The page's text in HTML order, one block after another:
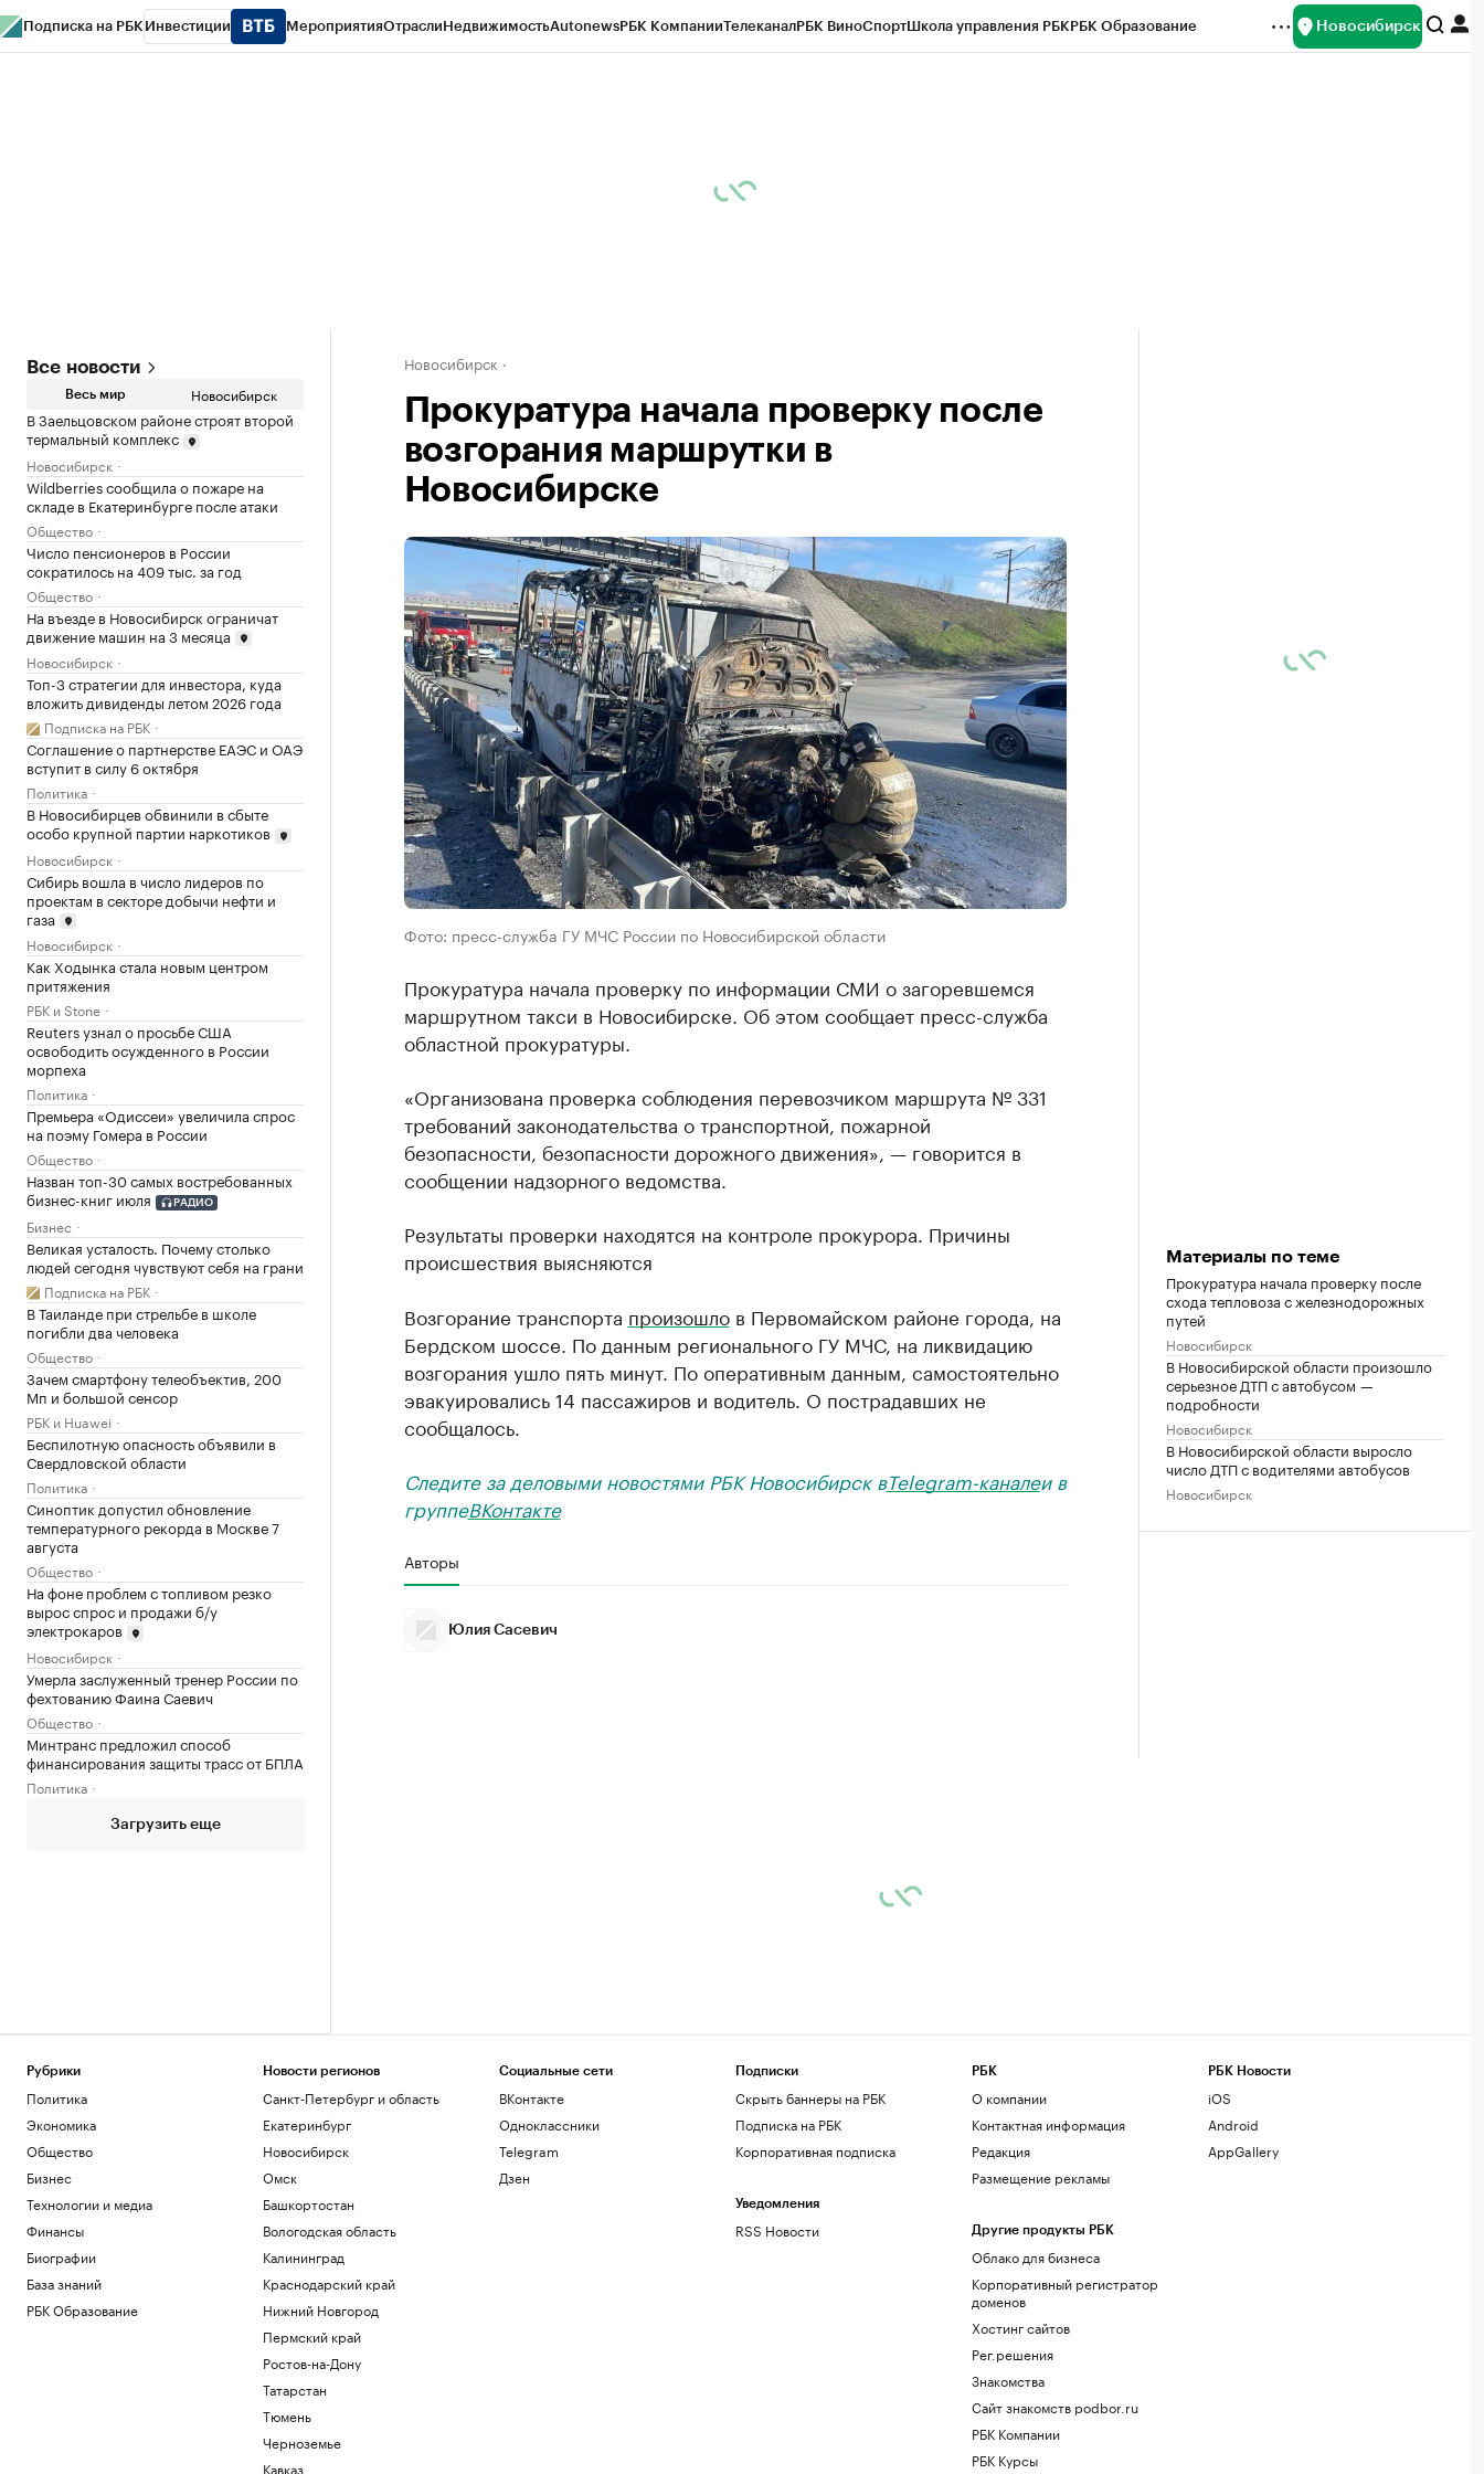
Подписка на РБК Инвестиции МероприятияОтраслиНедвижимостьAutonewsРБК КомпанииТелеканалРБК ВиноСпортШкола управления РБКРБК Образование Новосибирск
Все новости
Весь мир Новосибирск
В Заельцовском районе строят второй
термальный комплекс
Новосибирск
Wildberries сообщила о пожаре на
складе в Екатеринбурге после атаки
Общество
Число пенсионеров в России
сократилось на 409 тыс. за год
Общество
На въезде в Новосибирск ограничат
движение машин на 3 месяца
Новосибирск
Топ-3 стратегии для инвестора, куда
вложить дивиденды летом 2026 года
Подписка на РБК
Соглашение о партнерстве ЕАЭС и ОАЭ
вступит в силу 6 октября
Политика
В Новосибирцев обвинили в сбыте
особо крупной партии наркотиков
Новосибирск
Сибирь вошла в число лидеров по
проектам в секторе добычи нефти и
газа
Новосибирск
Как Ходынка стала новым центром
притяжения
РБК и Stone
Reuters узнал о просьбе США
освободить осужденного в России
морпеха
Политика
Премьера «Одиссеи» увеличила спрос
на поэму Гомера в России
Общество
Назван топ-30 самых востребованных
бизнес-книг июля
РАДИО
Бизнес
Великая усталость. Почему столько
людей сегодня чувствуют себя на грани
Подписка на РБК
В Таиланде при стрельбе в школе
погибли два человека
Общество
Зачем смартфону телеобъектив, 200
Мп и большой сенсор
РБК и Huawei
Беспилотную опасность объявили в
Свердловской области
Политика
Синоптик допустил обновление
температурного рекорда в Москве 7
августа
Общество
На фоне проблем с топливом резко
вырос спрос и продажи б/у
электрокаров
Новосибирск
Умерла заслуженный тренер России по
фехтованию Фаина Саевич
Общество
Минтранс предложил способ
финансирования защиты трасс от БПЛА
Политика
Загрузить еще
Новосибирск
Прокуратура начала проверку после
возгорания маршрутки в
Новосибирске
Фото: пресс-служба ГУ МЧС России по Новосибирской области
Прокуратура начала проверку по информации СМИ о загоревшемся
маршрутном такси в Новосибирске. Об этом сообщает пресс-служба
областной прокуратуры.
«Организована проверка соблюдения перевозчиком маршрута № 331
требований законодательства о транспортной, пожарной
безопасности, безопасности дорожного движения», — говорится в
сообщении надзорного ведомства.
Результаты проверки находятся на контроле прокурора. Причины
происшествия выясняются
Возгорание транспорта произошлов Первомайском районе города, на
Бердском шоссе. По данным регионального ГУ МЧС, на ликвидацию
возгорания ушло пять минут. По оперативным данным, самостоятельно
эвакуировались 14 пассажиров и водитель. О пострадавших не
сообщалось.
Следите за деловыми новостями РБК Новосибирск вTelegram-каналеи в
группеВКонтакте
Авторы
Юлия Сасевич
Материалы по теме
Прокуратура начала проверку после
схода тепловоза с железнодорожных
путей
Новосибирск
В Новосибирской области произошло
серьезное ДТП с автобусом —
подробности
Новосибирск
В Новосибирской области выросло
число ДТП с водителями автобусов
Новосибирск
Рубрики
Политика
Экономика
Общество
Бизнес
Технологии и медиа
Финансы
Биографии
База знаний
РБК Образование
Новости регионов
Санкт-Петербург и область
Екатеринбург
Новосибирск
Омск
Башкортостан
Вологодская область
Калининград
Краснодарский край
Нижний Новгород
Пермский край
Ростов-на-Дону
Татарстан
Тюмень
Черноземье
Кавказ
Социальные сети
ВКонтакте
Одноклассники
Telegram
Дзен
Подписки
Скрыть баннеры на РБК
Подписка на РБК
Корпоративная подписка
Уведомления
RSS Новости
РБК
О компании
Контактная информация
Редакция
Размещение рекламы
Другие продукты РБК
Облако для бизнеса
Корпоративный регистратор
доменов
Хостинг сайтов
Рег.решения
Знакомства
Сайт знакомств podbor.ru
РБК Компании
РБК Курсы
РБК Новости
iOS
Android
AppGallery